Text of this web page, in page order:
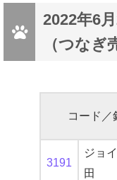
2022年6
（つなぎ
コード／
3191
ジョ
田